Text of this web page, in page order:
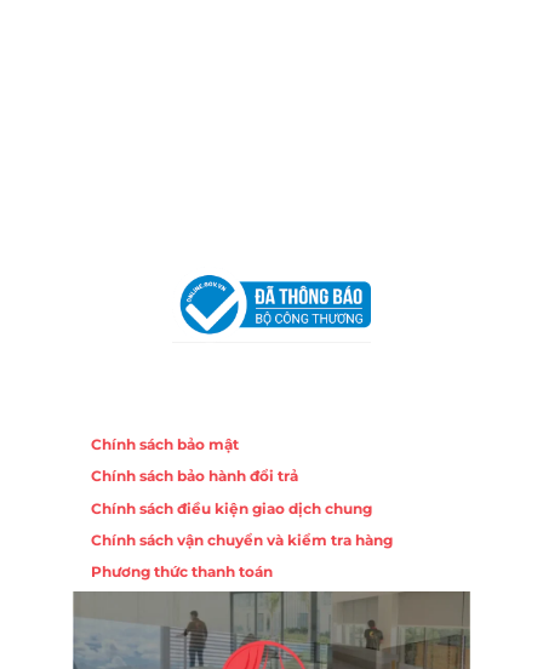
Chính sách bảo mật
Chính sách bảo hành đổi trả
Chính sách điều kiện giao dịch chung
Chính sách vận chuyển và kiểm tra hàng
Phương thức thanh toán